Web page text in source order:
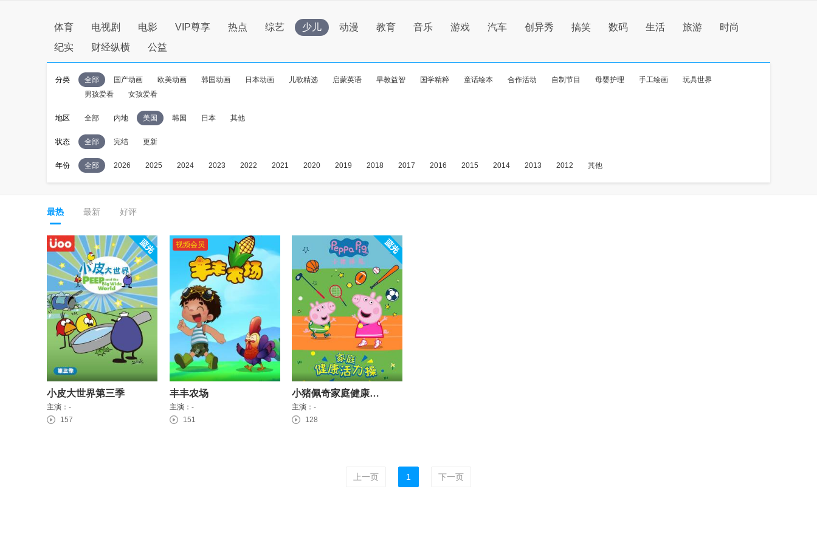
体育 电视剧 电影 VIP尊享 热点 综艺 少儿 动漫 教育 音乐 游戏 汽车 创异秀 搞笑 数码 生活 旅游
时尚
纪实
财经纵横 公益
分类 全部 国产动画 欧美动画 韩国动画 日本动画 儿歌精选 启蒙英语 早教益智 国学精粹 童话绘本 合作活动 自制节目 母婴护理 手工绘画
玩具世界
男孩爱看
女孩爱看
地区 全部 内地 美国 韩国 日本 其他
状态 全部 完结 更新
年份 全部 2026 2025 2024 2023 2022 2021 2020 2019 2018 2017 2016 2015 2014 2013 2012 其他
最热 最新 好评
小皮大世界第三季
主演： -
157
视频会员
丰丰农场
主演： -
151
小猪佩奇家庭健康活力操
主演： -
128
上一页 1 下一页